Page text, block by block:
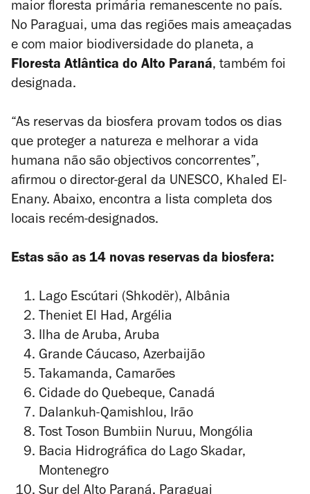
maior floresta primária remanescente no país.
No Paraguai, uma das regiões mais ameaçadas
e com maior biodiversidade do planeta, a
Floresta Atlântica do Alto Paraná, também foi
designada.
“As reservas da biosfera provam todos os dias
que proteger a natureza e melhorar a vida
humana não são objectivos concorrentes”,
afirmou o director-geral da UNESCO, Khaled El-
Enany. Abaixo, encontra a lista completa dos
locais recém-designados.
Estas são as 14 novas reservas da biosfera:
Lago Escútari (Shkodër), Albânia
Theniet El Had, Argélia
Ilha de Aruba, Aruba
Grande Cáucaso, Azerbaijão
Takamanda, Camarões
Cidade do Quebeque, Canadá
Dalankuh-Qamishlou, Irão
Tost Toson Bumbiin Nuruu, Mongólia
Bacia Hidrográfica do Lago Skadar,
Montenegro